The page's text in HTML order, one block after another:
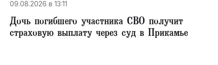
09.08.2026 в 13:11
Дочь погибшего участника СВО получит
страховую выплату через суд в Прикамье